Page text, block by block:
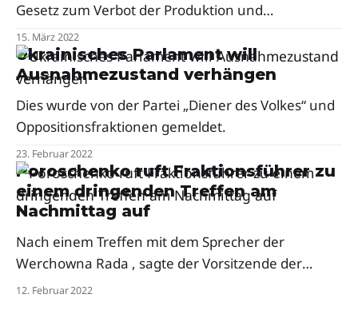
Gesetz zum Verbot der Produktion und
Verbreitung von russischer Propaganda. Dies sind
Materialien, die darauf abzielen, die Aktionen des
Aggressorstaates zu fördern.
15. März 2022
Ukrainisches Parlament will
Ausnahmezustand verhängen
Dies wurde von der Partei „Diener des Volkes“ und
Oppositionsfraktionen gemeldet.
23. Februar 2022
Poroschenko ruft Fraktionsführer zu
einem dringenden Treffen am
Nachmittag auf
Nach einem Treffen mit dem Sprecher der
Werchowna Rada , sagte der Vorsitzende der
Europäischen Solidaritätspartei, Petro Poroschenko
12. Februar 2022